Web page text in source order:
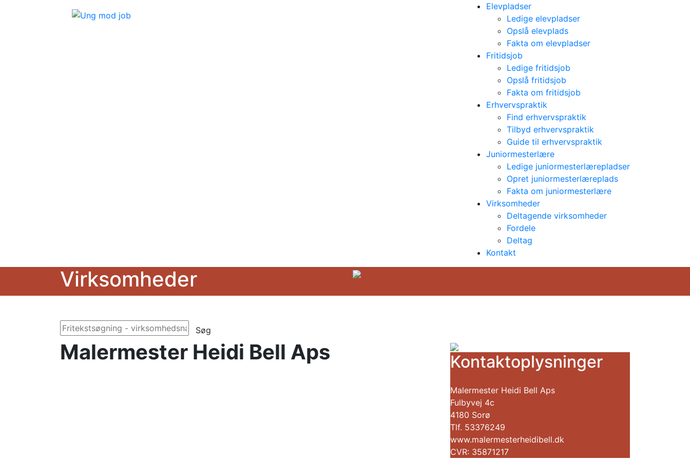
Elevpladser
Ledige elevpladser
Opslå elevplads
Fakta om elevpladser
Fritidsjob
Ledige fritidsjob
Opslå fritidsjob
Fakta om fritidsjob
Erhvervspraktik
Find erhvervspraktik
Tilbyd erhvervspraktik
Guide til erhvervspraktik
Juniormesterlære
Ledige juniormesterlærepladser
Opret juniormesterlæreplads
Fakta om juniormesterlære
Virksomheder
Deltagende virksomheder
Fordele
Deltag
Kontakt
Virksomheder
Søg
Malermester Heidi Bell Aps Kontaktoplysninger
Malermester Heidi Bell Aps
Fulbyvej 4c
4180 Sorø
Tlf. 53376249
www.malermesterheidibell.dk
CVR: 35871217